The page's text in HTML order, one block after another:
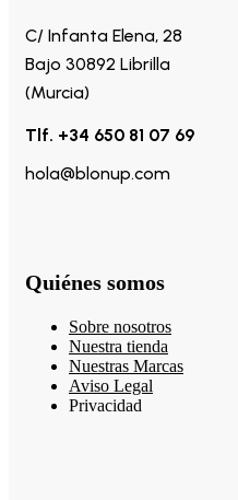
C/ Infanta Elena, 28
Bajo 30892 Librilla
(Murcia)
Tlf. +34 650 81 07 69
hola@blonup.com
Quiénes somos
Sobre nosotros
Nuestra tienda
Nuestras Marcas
Aviso Legal
Privacidad